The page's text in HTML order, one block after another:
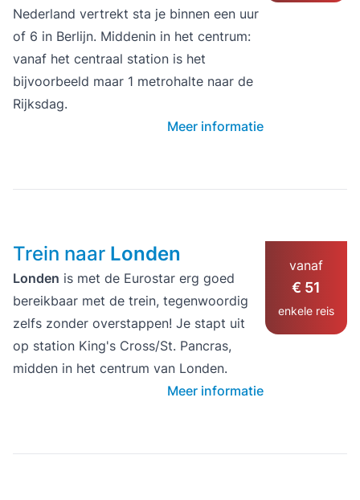
Nederland vertrekt sta je binnen een uur
of 6 in Berlijn. Middenin in het centrum:
vanaf het centraal station is het
bijvoorbeeld maar 1 metrohalte naar de
Rijksdag.
Meer informatie
vanaf
€ 51
enkele reis
Trein naar Londen
Londen is met de Eurostar erg goed
bereikbaar met de trein, tegenwoordig
zelfs zonder overstappen! Je stapt uit
op station King's Cross/St. Pancras,
midden in het centrum van Londen.
Meer informatie